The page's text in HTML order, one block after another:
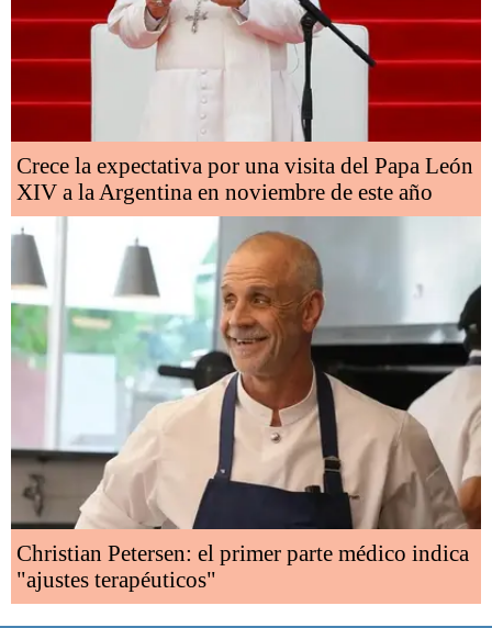
Crece la expectativa por una visita del Papa León
XIV a la Argentina en noviembre de este año
Christian Petersen: el primer parte médico indica
"ajustes terapéuticos"